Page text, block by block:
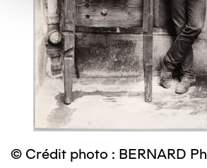
© Crédit photo : BERNARD